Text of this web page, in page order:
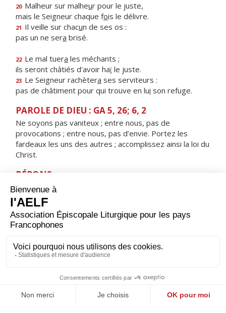
20 Malheur sur malheur pour le juste,
mais le Seigneur chaque fois le délivre.
21 Il veille sur chacun de ses os :
pas un ne sera brisé.
22 Le mal tuera les méchants ;
ils seront châtiés d'avoir haï le juste.
23 Le Seigneur rachètera ses serviteurs :
pas de châtiment pour qui trouve en lui son refuge.
PAROLE DE DIEU : GA 5, 26; 6, 2
Ne soyons pas vaniteux ; entre nous, pas de
provocations ; entre nous, pas d’envie. Portez les
fardeaux les uns des autres ; accomplissez ainsi la loi du
Christ.
RÉPONS
V/Qu’il est bon, qu’il est doux pour des frères,
de vivre ensemble et d’être unis.
ORAISON
Seigneur, foyer brûlant de charité, accorde-nous une
que tout et d’aimer nos frères à cause de toi. Par Jésus,